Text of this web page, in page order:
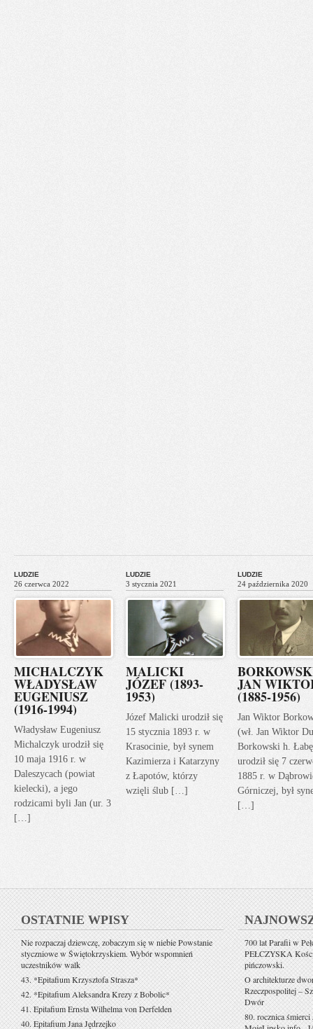
LUDZIE
26 czerwca 2022
MICHALCZYK
WŁADYSŁAW
EUGENIUSZ
(1916-1994)
Władysław Eugeniusz
Michalczyk urodził się
10 maja 1916 r. w
Daleszycach (powiat
kielecki), a jego
rodzicami byli Jan (ur. 3
[…]
LUDZIE
3 stycznia 2021
MALICKI
JÓZEF (1893-
1953)
Józef Malicki urodził się
15 stycznia 1893 r. w
Krasocinie, był synem
Kazimierza i Katarzyny
z Łapotów, którzy
wzięli ślub […]
LUDZIE
24 października 2020
JAN
(1885-1956)
Jan Wiktor
(wł. Jan Wiktor
Borkowski h.
urodził się 7
1885 r. w
Górniczej, był
[…]
OSTATNIE WPISY
Nie rozpaczaj dziewczę, zobaczym się w niebie Powstanie
styczniowe w Świętokrzyskiem. Wybór wspomnień
uczestników walk
43. *Epitafium Krzysztofa Strasza*
42. *Epitafium Aleksandra Krezy z Bobolic*
41. Epitafium Ernsta Wilhelma von Derfelden
40. Epitafium Jana Jędrzejko
700 lat Parafii w
PEŁCZYSKA
pińczowski.
O architekturze
Rzeczpospolitej –
Dwór
80. rocznica